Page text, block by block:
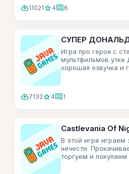
cloud_download11021 star 4comment6
СУПЕР
Игра про героя с
мультфильмов утке
хорошая озвучка и
cloud_download7132 star 4comment1
Castlevania Of
В этой игре играем
нечести.
торгуем и